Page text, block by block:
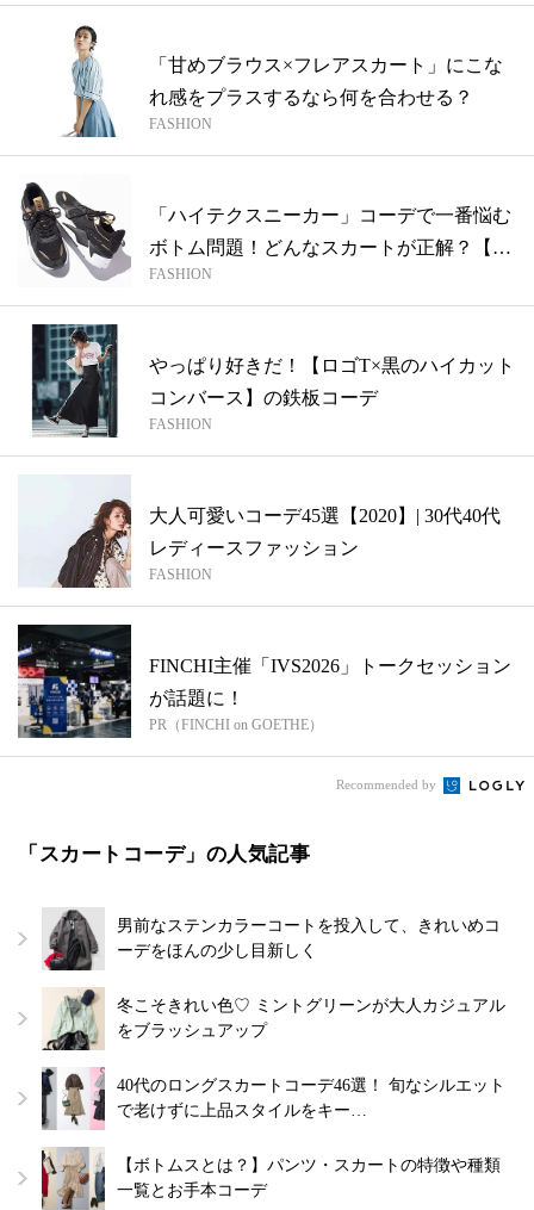
「甘めブラウス×フレアスカート」にこな
れ感をプラスするなら何を合わせる？
FASHION
「ハイテクスニーカー」コーデで一番悩む
ボトム問題！どんなスカートが正解？【ハ
イテ...
FASHION
やっぱり好きだ！【ロゴT×黒のハイカット
コンバース】の鉄板コーデ
FASHION
大人可愛いコーデ45選【2020】| 30代40代
レディースファッション
FASHION
FINCHI主催「IVS2026」トークセッション
が話題に！
PR（FINCHI on GOETHE）
Recommended by
「スカートコーデ」の人気記事
男前なステンカラーコートを投入して、きれいめコ
ーデをほんの少し目新しく
冬こそきれい色♡ ミントグリーンが大人カジュアル
をブラッシュアップ
40代のロングスカートコーデ46選！ 旬なシルエット
で老けずに上品スタイルをキー…
【ボトムスとは？】パンツ・スカートの特徴や種類
一覧とお手本コーデ